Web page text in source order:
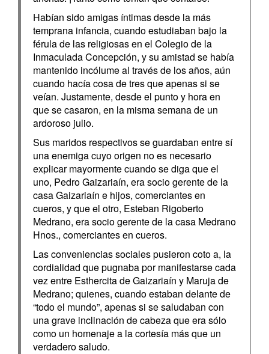
Habían sido amigas íntimas desde la más
temprana infancia, cuando estudiaban bajo la
férula de las religiosas en el Colegio de la
Inmaculada Concepción, y su amistad se había
mantenido incólume al través de los años, aún
cuando hacía cosa de tres que apenas si se
veían. Justamente, desde el punto y hora en
que se casaron, en la misma semana de un
ardoroso julio.
Sus maridos respectivos se guardaban entre sí
una enemiga cuyo origen no es necesario
explicar mayormente cuando se diga que el
uno, Pedro Gaizariaín, era socio gerente de la
casa Gaizariaín e hijos, comerciantes en
cueros, y que el otro, Esteban Rigoberto
Medrano, era socio gerente de la casa Medrano
Hnos., comerciantes en cueros.
Las conveniencias sociales pusieron coto a, la
cordialidad que pugnaba por manifestarse cada
vez entre Esthercita de Gaizariaín y Maruja de
Medrano; quienes, cuando estaban delante de
“todo el mundo”, apenas si se saludaban con
una grave inclinación de cabeza que era sólo
como un homenaje a la cortesía más que un
verdadero saludo.